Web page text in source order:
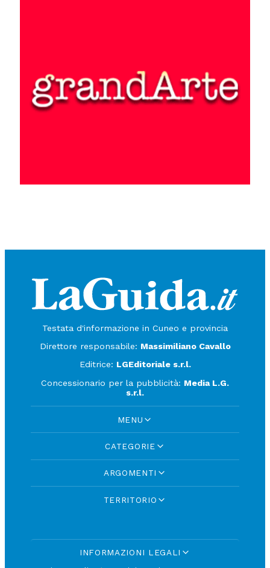
Testata d'informazione in Cuneo e provincia
Direttore responsabile: Massimiliano Cavallo
Editrice: LGEditoriale s.r.l.
Concessionario per la pubblicità: Media L.G.
s.r.l.
MENU
CATEGORIE
ARGOMENTI
TERRITORIO
INFORMAZIONI LEGALI